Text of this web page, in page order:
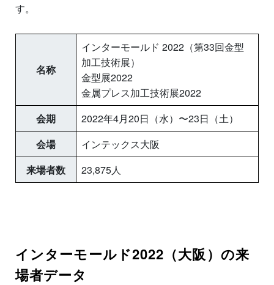
す。
名称
インターモールド 2022（第33回金型
加工技術展）
金型展2022
金属プレス加工技術展2022
会期
2022年4月20日（水）〜23日（土）
会場
インテックス大阪
来場者数
23,875人
インターモールド2022（大阪）の来
場者データ